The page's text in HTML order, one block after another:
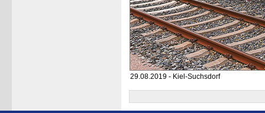
29.08.2019 - Kiel-Suchsdorf